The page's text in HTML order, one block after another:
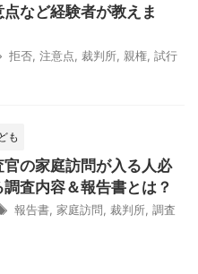
など経験者が教えま
拒否 注意点 裁判所 親権 試行
も
官の家庭訪問が入る人必
調査内容＆報告書とは？
報告書 家庭訪問 裁判所 調査